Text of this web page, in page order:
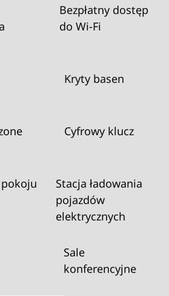
Bezpłatny dostęp
do Wi‑Fi
Kryty basen
Cyfrowy klucz
Stacja ładowania
pojazdów
elektrycznych
Sale
konferencyjne